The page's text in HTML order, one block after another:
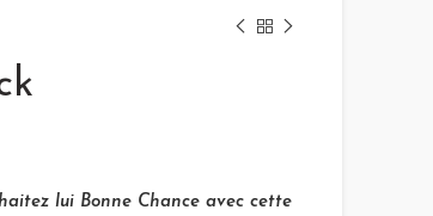
lui Bonne Chance avec cette